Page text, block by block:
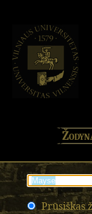
Prūsiškas